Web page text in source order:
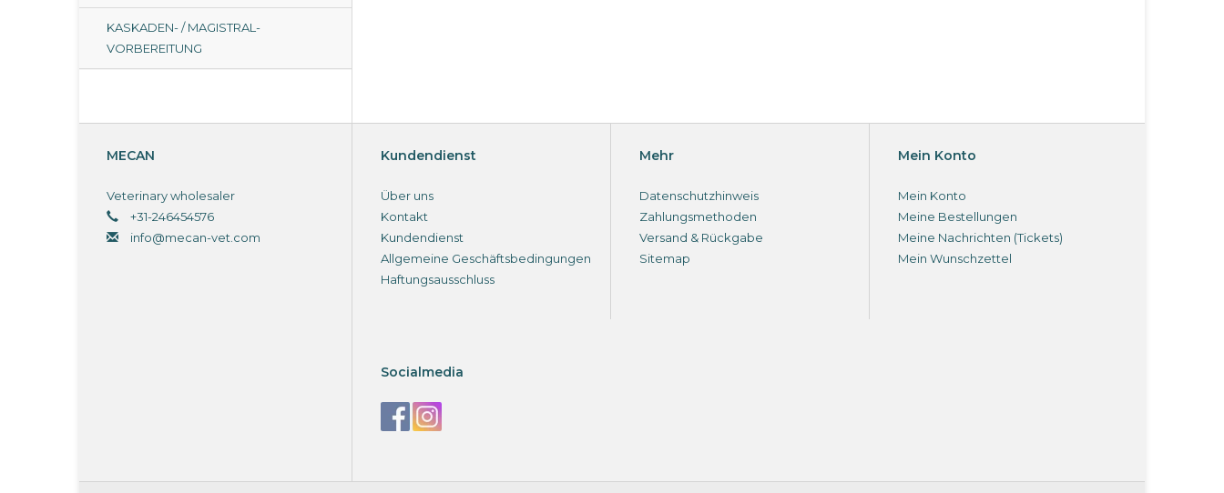
KASKADEN- / MAGISTRAL-
VORBEREITUNG
MECAN
Veterinary wholesaler
+31-246454576
info@mecan-vet.com
Kundendienst
Über uns
Kontakt
Kundendienst
Allgemeine Geschäftsbedingungen
Haftungsausschluss
Mehr
Datenschutzhinweis
Zahlungsmethoden
Versand & Rückgabe
Sitemap
Mein Konto
Mein Konto
Meine Bestellungen
Meine Nachrichten (Tickets)
Mein Wunschzettel
Socialmedia